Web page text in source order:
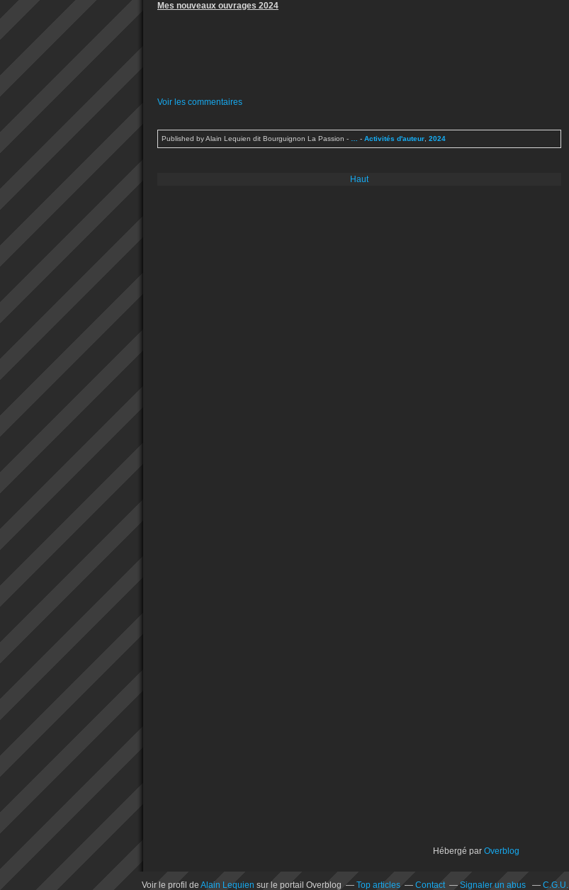
Mes nouveaux ouvrages 2024
Voir les commentaires
Published by Alain Lequien dit Bourguignon La Passion - - Activités d'auteur 2024
Haut
Hébergé par Overblog
Voir le profil de Alain Lequien sur le portail Overblog Top articles Contact Signaler un abus C.G.U.